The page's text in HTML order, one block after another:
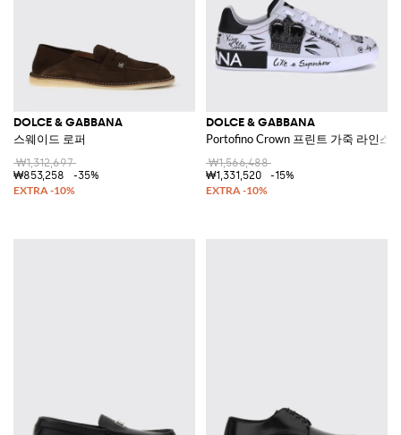
DOLCE & GABBANA
스웨이드 로퍼
₩1,312,697
₩853,258
-35%
DOLCE & GABBANA
Portofino Crown 프린트 가죽 라인스
₩1,566,488
₩1,331,520
-15%